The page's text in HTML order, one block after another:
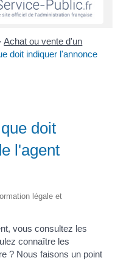
Achat ou vente d'un
doit indiquer l'annonce
doit
l'agent
légale et
vous consultez les
connaître les
? Nous faisons un point